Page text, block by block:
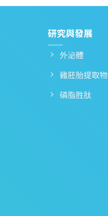
研究與發展
外泌體
雞胚胎提取物
磷脂胜肽